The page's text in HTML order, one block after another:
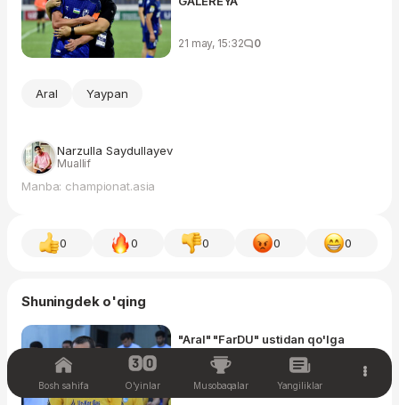
21 may, 15:32 0
Aral Yaypan
Narzulla Saydullayev
Muallif
Manba: championat.asia
0 0 0 0 0
Shuningdek o'qing
"Aral" "FarDU" ustidan qo'lga
kiritgan g'alabali o'yinidan
galereya
Bosh sahifa O'yinlar Musobaqalar Yangiliklar